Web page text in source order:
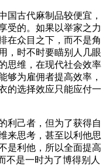
国古代麻制品较便宜，
受的。如果以举家之力
在众目之下，而不是角
，时不时要瞄别人几眼
思维，在现代社会效率
够为雇佣者提高效率，
的选择效应只能应付一
利己者，但为了获得自
来思考，甚至以利他思
是利他，所以全面提高
不是一时为了博得别人